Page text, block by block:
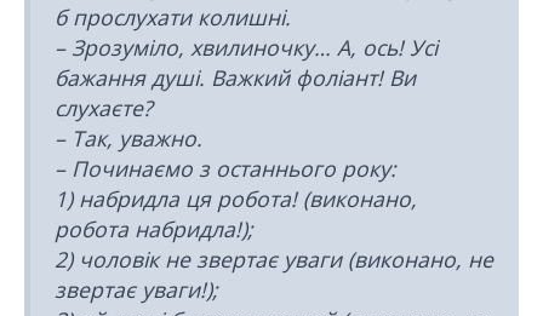
б прослухати колишні.
– Зрозуміло, хвилиночку… А, ось! Усі
бажання душі. Важкий фоліант! Ви
слухаєте?
– Так, уважно.
– Починаємо з останнього року:
1) набридла ця робота! (виконано,
робота набридла!);
2) чоловік не звертає уваги (виконано, не
звертає уваги!);